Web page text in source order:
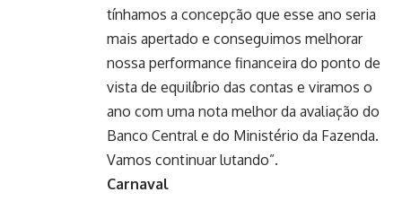
tínhamos a concepção que esse ano seria
mais apertado e conseguimos melhorar
nossa performance financeira do ponto de
vista de equilíbrio das contas e viramos o
ano com uma nota melhor da avaliação do
Banco Central e do Ministério da Fazenda.
Vamos continuar lutando”.
Carnaval